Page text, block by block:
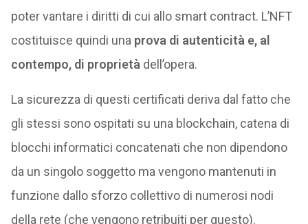
poter vantare i diritti di cui allo smart contract. L’NFT
costituisce quindi una prova di autenticità e, al
contempo, di proprietà dell’opera.
La sicurezza di questi certificati deriva dal fatto che
gli stessi sono ospitati su una blockchain, catena di
blocchi informatici concatenati che non dipendono
da un singolo soggetto ma vengono mantenuti in
funzione dallo sforzo collettivo di numerosi nodi
della rete (che vengono retribuiti per questo).